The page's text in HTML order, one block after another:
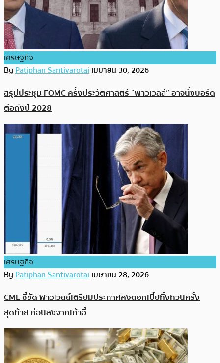
เศรษฐกิจ
ByPatiphan Santivarotaiเมษายน 30, 2026
สรุปประชุม FOMC ครั้งประวัติศาสตร์ “พาวเวลล์” อาจนั่งบอร์ด
ต่อถึงปี 2028
เศรษฐกิจ
ByPatiphan Santivarotaiเมษายน 28, 2026
CME ชี้ชัด พาวเวลล์เตรียมประกาศคงดอกเบี้ยทิ้งทวนครั้ง
สุดท้าย ก่อนลงจากเก้าอี้